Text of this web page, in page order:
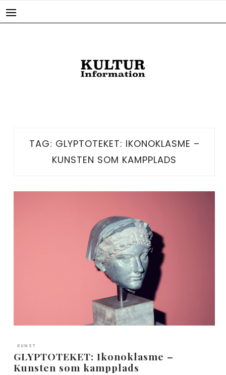
TAG: GLYPTOTEKET: IKONOKLASME –
KUNSTEN SOM KAMPPLADS
KUNST
GLYPTOTEKET: Ikonoklasme –
Kunsten som kampplads